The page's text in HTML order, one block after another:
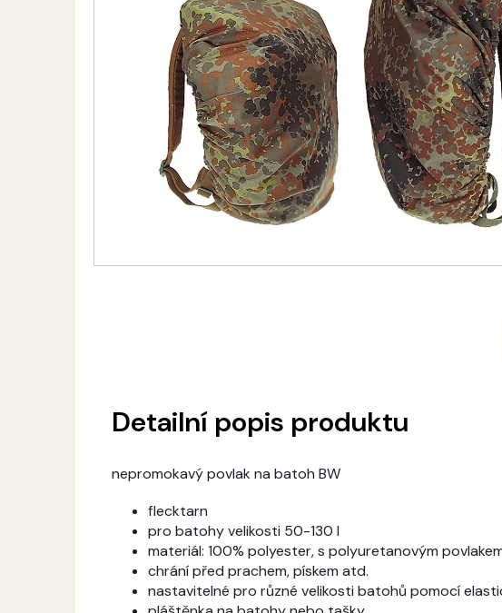
Detailní popis produktu
nepromokavý povlak na batoh BW
flecktarn
pro batohy velikosti 50-130 l
materiál: 100% polyester, s polyuretanovým
chrání před prachem, pískem atd.
nastavitelné pro různé velikosti batohů pomocí